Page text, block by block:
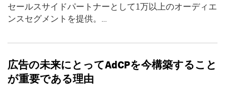
セールスサイドパートナーとして1万以上のオーディエ
ンスセグメントを提供。…
広告の未来にとってAdCPを今構築すること
が重要である理由